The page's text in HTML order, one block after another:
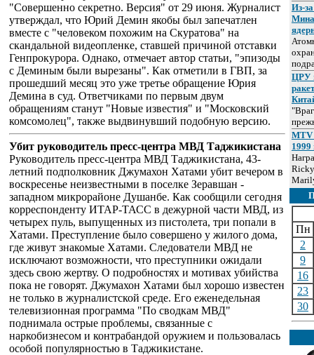
"Совершенно секретно. Версия" от 29 июня. Журналист
утверждал, что Юрий Демин якобы был запечатлен
вместе с "человеком похожим на Скуратова" на
скандальной видеопленке, ставшей причиной отставки
Генпрокурора. Однако, отмечает автор статьи, "эпизоды
с Деминым были вырезаны". Как отметили в ГВП, за
прошедший месяц это уже третье обращение Юрия
Демина в суд. Ответчиками по первым двум
обращениям станут "Новые известия" и "Московский
комсомолец", также выдвинувший подобную версию.
Убит руководитель пресс-центра МВД Таджикистана
Руководитель пресс-центра МВД Таджикистана, 43-
летний подполковник Джумахон Хатами убит вечером в
воскресенье неизвестными в поселке Зеравшан -
западном микрорайоне Душанбе. Как сообщили сегодня
корреспонденту ИТАР-ТАСС в дежурной части МВД, из
четырех пуль, выпущенных из пистолета, три попали в
Хатами. Преступление было совершено у жилого дома,
где живут знакомые Хатами. Следователи МВД не
исключают возможности, что преступники ожидали
здесь свою жертву. О подробностях и мотивах убийства
пока не говорят. Джумахон Хатами был хорошо известен
не только в журналистской среде. Его еженедельная
телевизионная программа "По сводкам МВД"
поднимала острые проблемы, связанные с
наркобизнесом и контрабандой оружием и пользовалась
особой популярностью в Таджикистане.
Из-
ЦРУ
MTV
1999
Пн
2
9
16
23
30